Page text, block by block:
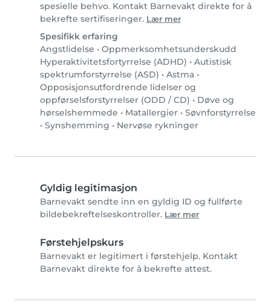
spesielle behvo. Kontakt Barnevakt direkte for å
bekrefte sertifiseringer. Lær mer
Spesifikk erfaring
Angstlidelse • Oppmerksomhetsunderskudd
Hyperaktivitetsfortyrrelse (ADHD) • Autistisk
spektrumforstyrrelse (ASD) • Astma •
Opposisjonsutfordrende lidelser og
oppførselsforstyrrelser (ODD / CD) • Døve og
hørselshemmede • Matallergier • Søvnforstyrrelse
• Synshemming • Nervøse rykninger
Gyldig legitimasjon
Barnevakt sendte inn en gyldig ID og fullførte
bildebekreftelseskontroller. Lær mer
Førstehjelpskurs
Barnevakt er legitimert i førstehjelp. Kontakt
Barnevakt direkte for å bekrefte attest.